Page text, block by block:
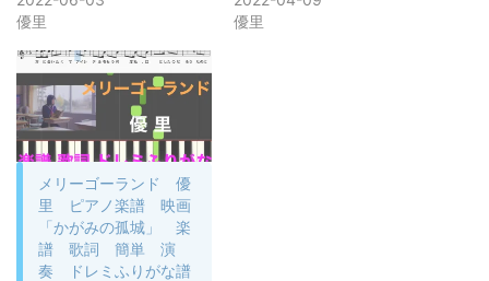
優里
優里
メリーゴーランド 優
里 ピアノ楽譜 映画
「かがみの孤城」 楽
譜 歌詞 簡単 演
奏 ドレミふりがな譜